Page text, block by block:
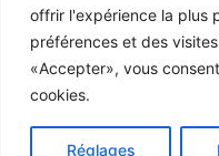
offrir l'expérience la plus
préférences et des
«Accepter», vous
cookies.
Réglages
Contactez Nos